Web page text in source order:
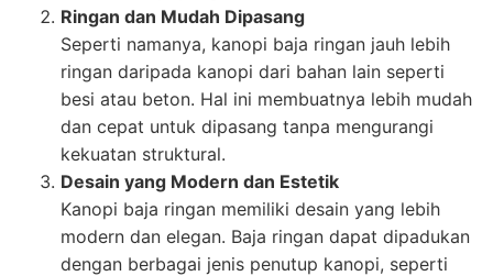
Ringan dan Mudah Dipasang
Seperti namanya, kanopi baja ringan jauh lebih
ringan daripada kanopi dari bahan lain seperti
besi atau beton. Hal ini membuatnya lebih mudah
dan cepat untuk dipasang tanpa mengurangi
kekuatan struktural.
Desain yang Modern dan Estetik
Kanopi baja ringan memiliki desain yang lebih
modern dan elegan. Baja ringan dapat dipadukan
dengan berbagai jenis penutup kanopi, seperti